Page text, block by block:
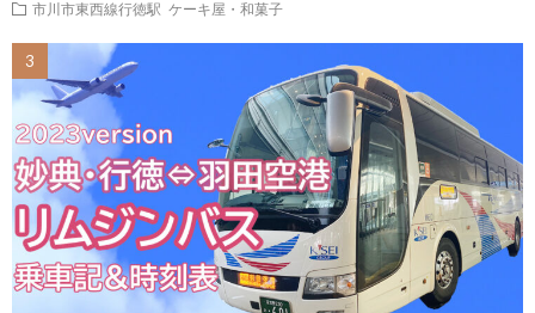
市川市東西線行徳駅 ケーキ屋・和菓子